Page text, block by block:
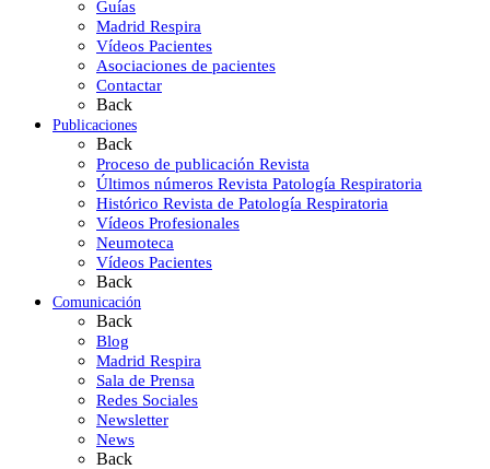
Guías
Madrid Respira
Vídeos Pacientes
Asociaciones de pacientes
Contactar
Back
Publicaciones
Back
Proceso de publicación Revista
Últimos números Revista Patología Respiratoria
Histórico Revista de Patología Respiratoria
Vídeos Profesionales
Neumoteca
Vídeos Pacientes
Back
Comunicación
Back
Blog
Madrid Respira
Sala de Prensa
Redes Sociales
Newsletter
News
Back